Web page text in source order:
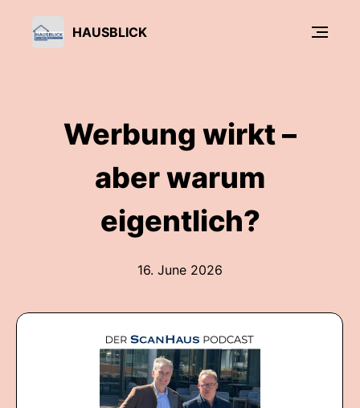
HAUSBLICK
Werbung wirkt –
aber warum
eigentlich?
16. June 2026